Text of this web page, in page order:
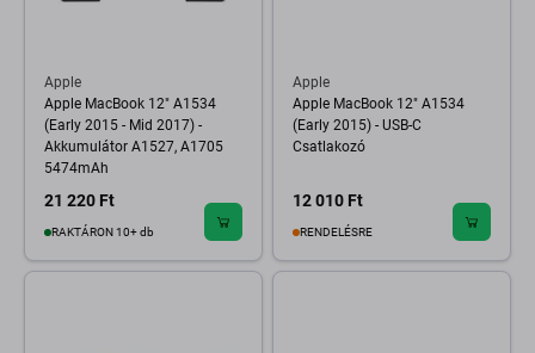
Apple
Apple MacBook 12" A1534
(Early 2015 - Mid 2017) -
Akkumulátor A1527, A1705
5474mAh
21 220 Ft
RAKTÁRON 10+ db
Apple
Apple MacBook 12" A1534
(Early 2015) - USB-C
Csatlakozó
12 010 Ft
RENDELÉSRE